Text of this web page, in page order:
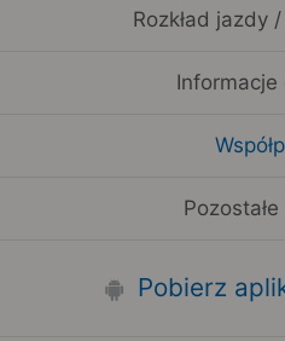
Rozkład jazdy
Informacje
Pobierz